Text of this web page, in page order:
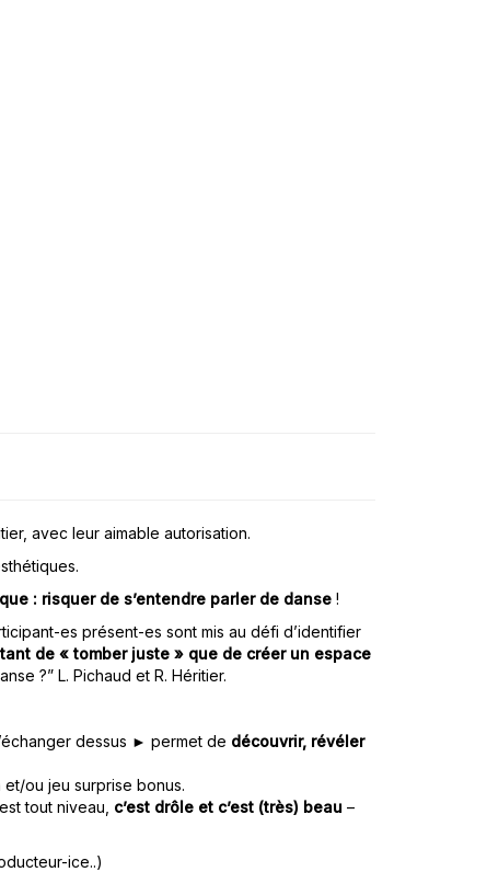
avec leur aimable autorisation.
: risquer de s’entendre parler de danse !
es présent-es sont mis au défi d’identifier
tant de « tomber juste » que de créer un espace
?” L. Pichaud et R. Héritier.
dessus ► permet de découvrir, révéler
ou jeu surprise bonus.
tout niveau, c’est drôle et c’est (très) beau –
ice..)